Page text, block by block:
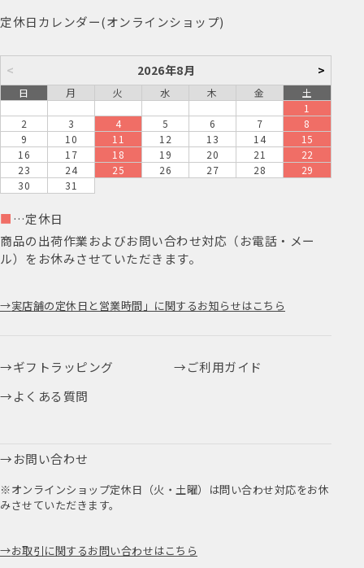
定休日カレンダー(オンラインショップ)
< 2026年8月 >
日 月 火 水 木 金
土
1
2
3 4 5 6 7
8
9
10 11 12 13 14
15
16
17 18 19 20 21
22
23
24 25 26 27 28
29
30
31
■ …定休日
商品の出荷作業およびお問い合わせ対応（お電話・メー
ル）をお休みさせていただきます。
実店舗の定休日と営業時間」に関するお知らせはこちら
ギフトラッピング
ご利用ガイド
よくある質問
お問い合わせ
※オンラインショップ定休日（火・土曜）は問い合わせ対応をお休
みさせていただきます。
お取引に関するお問い合わせはこちら